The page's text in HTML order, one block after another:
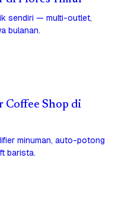
sendiri — multi-outlet,
bulanan.
Coffee Shop di
minuman, auto-potong
barista.